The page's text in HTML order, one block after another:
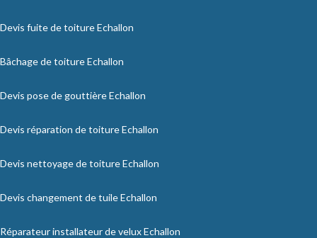
Devis fuite de toiture Echallon
Bâchage de toiture Echallon
Devis pose de gouttière Echallon
Devis réparation de toiture Echallon
Devis nettoyage de toiture Echallon
Devis changement de tuile Echallon
Réparateur installateur de velux Echallon